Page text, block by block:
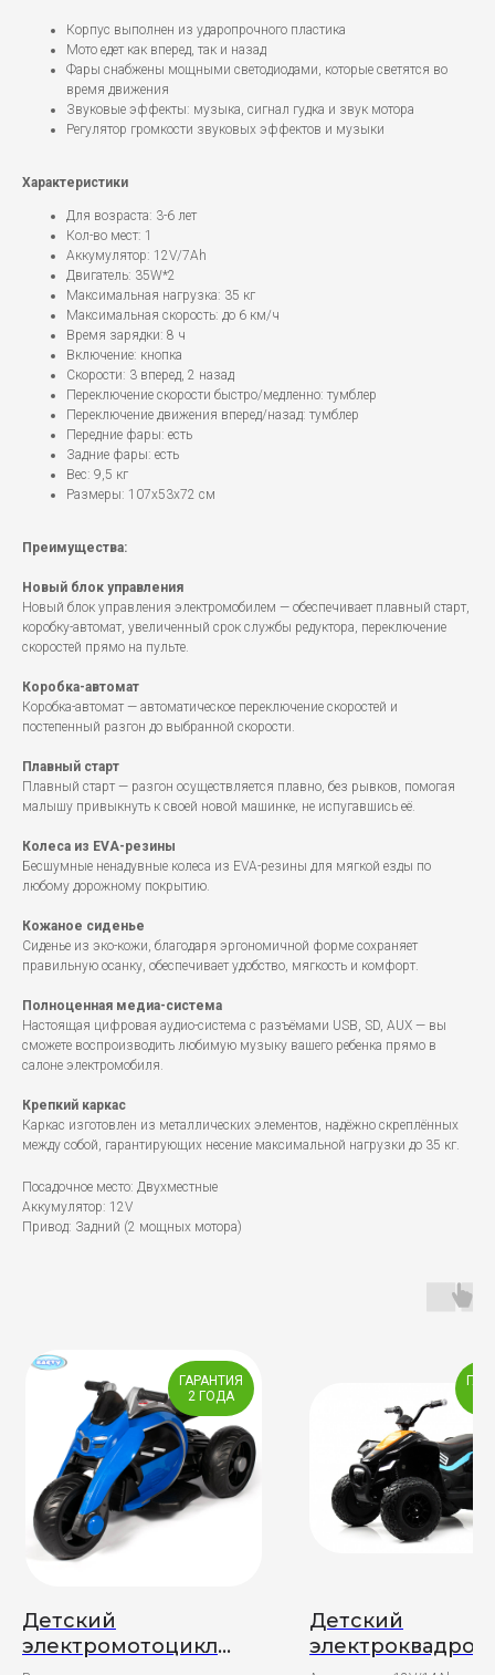
Корпус выполнен из ударопрочного пластика
Мото едет как вперед, так и назад
Фары снабжены мощными светодиодами, которые светятся во
время движения
Звуковые эффекты: музыка, сигнал гудка и звук мотора
Регулятор громкости звуковых эффектов и музыки
Характеристики
Для возраста: 3-6 лет
Кол-во мест: 1
Аккумулятор: 12V/7Ah
Двигатель: 35W*2
Максимальная нагрузка: 35 кг
Максимальная скорость: до 6 км/ч
Время зарядки: 8 ч
Включение: кнопка
Скорости: 3 вперед, 2 назад
Переключение скорости быстро/медленно: тумблер
Переключение движения вперед/назад: тумблер
Передние фары: есть
Задние фары: есть
Вес: 9,5 кг
Размеры: 107x53x72 см
Преимущества:
Новый блок управления
Новый блок управления электромобилем — обеспечивает плавный старт,
коробку-автомат, увеличенный срок службы редуктора, переключение
скоростей прямо на пульте.
Коробка-автомат
Коробка-автомат — автоматическое переключение скоростей и
постепенный разгон до выбранной скорости.
Плавный старт
Плавный старт — разгон осуществляется плавно, без рывков, помогая
малышу привыкнуть к своей новой машинке, не испугавшись её.
Колеса из EVA-резины
Бесшумные ненадувные колеса из EVA-резины для мягкой езды по
любому дорожному покрытию.
Кожаное сиденье
Сиденье из эко-кожи, благодаря эргономичной форме сохраняет
правильную осанку, обеспечивает удобство, мягкость и комфорт.
Полноценная медиа-система
Настоящая цифровая аудио-система с разъёмами USB, SD, AUX — вы
сможете воспроизводить любимую музыку вашего ребенка прямо в
салоне электромобиля.
Крепкий каркас
Каркас изготовлен из металлических элементов, надёжно скреплённых
между собой, гарантирующих несение максимальной нагрузки до 35 кг.
Посадочное место: Двухместные
Аккумулятор: 12V
Привод: Задний (2 мощных мотора)
ГАРАНТИЯ
2 ГОДА
Детский
электромотоцикл
Детский